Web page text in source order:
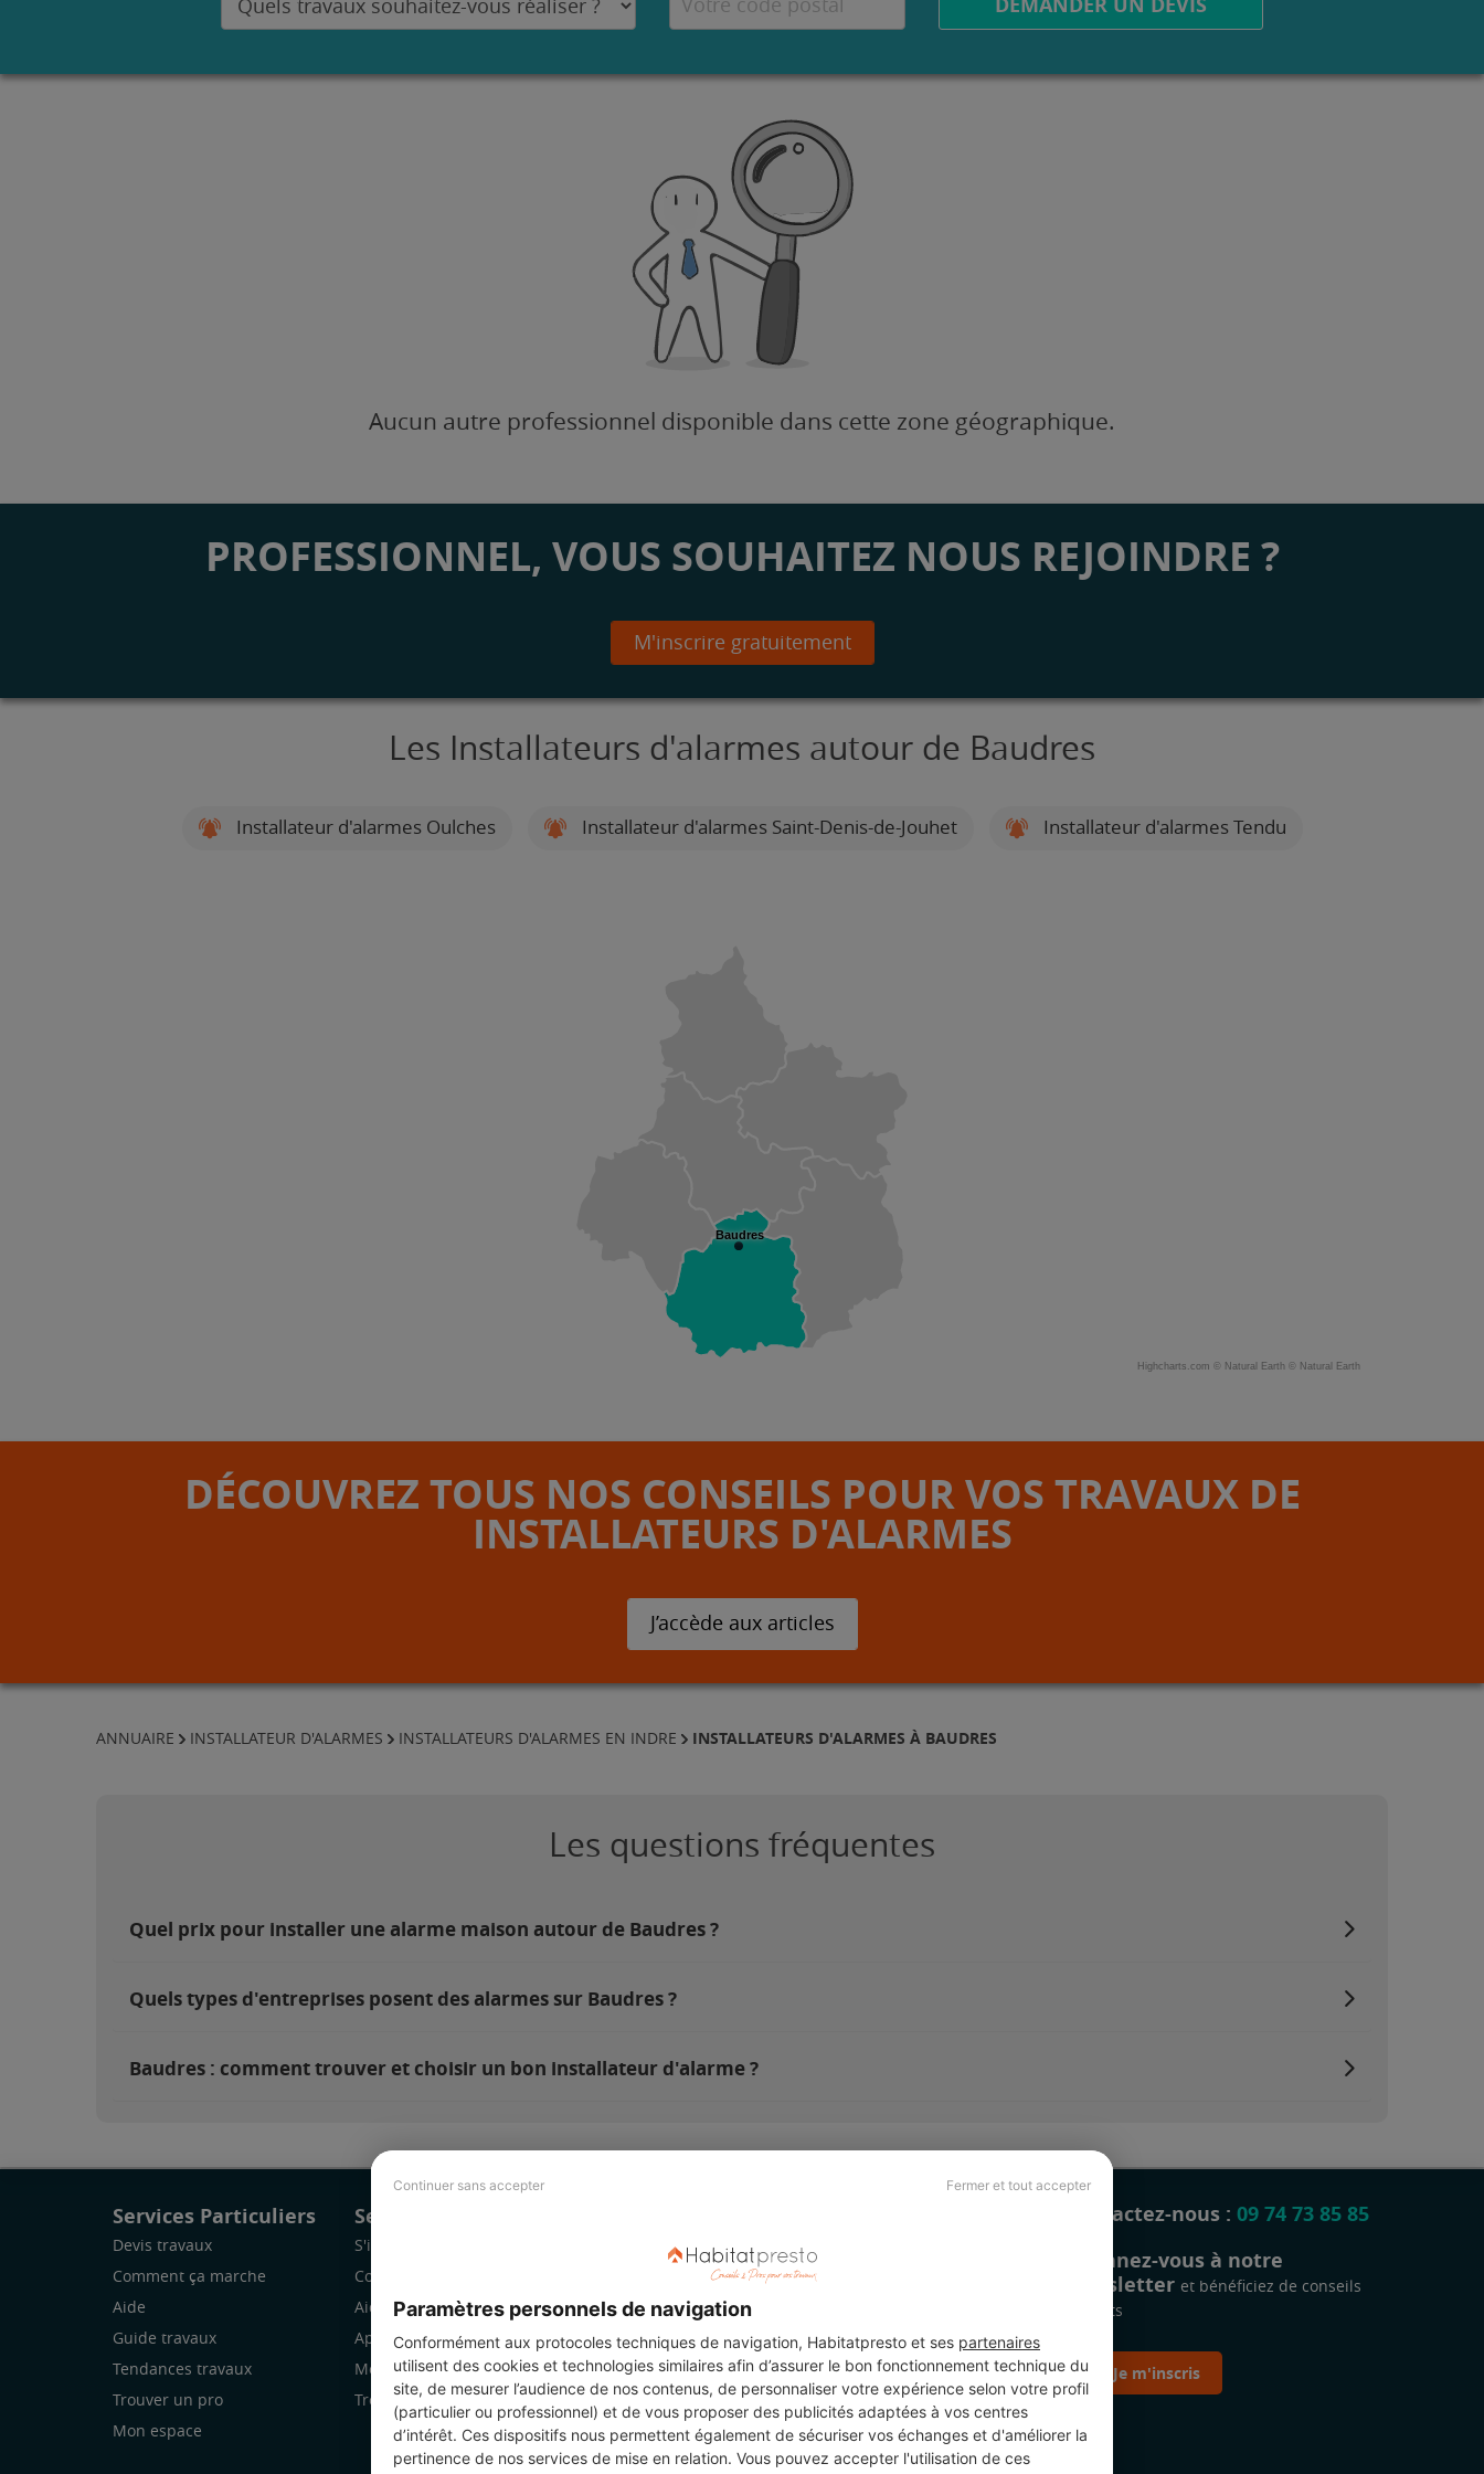
Continuer sans accepter Fermer et tout accepter
Paramètres personnels de navigation
Conformément aux protocoles techniques de navigation, Habitatpresto et ses partenaires
utilisent des cookies et technologies similaires afin d’assurer le bon fonctionnement technique du
site, de mesurer l’audience de nos contenus, de personnaliser votre expérience selon votre profil
(particulier ou professionnel) et de vous proposer des publicités adaptées à vos centres
d’intérêt. Ces dispositifs nous permettent également de sécuriser vos échanges et d'améliorer la
pertinence de nos services de mise en relation. Vous pouvez accepter l'utilisation de ces
Aucun autre professionnel disponible dans cette zone géographique.
PROFESSIONNEL, VOUS SOUHAITEZ NOUS REJOINDRE ?
M'inscrire gratuitement
Les Installateurs d'alarmes autour de Baudres
Installateur d'alarmes Oulches Installateur d'alarmes Saint-Denis-de-Jouhet Installateur d'alarmes Tendu
Baudres
Highcharts.com © Natural Earth © Natural Earth
DÉCOUVREZ TOUS NOS CONSEILS POUR VOS TRAVAUX DE
INSTALLATEURS D'ALARMES
J’accède aux articles
ANNUAIRE INSTALLATEUR D'ALARMES INSTALLATEURS D'ALARMES EN INDRE INSTALLATEURS D'ALARMES À BAUDRES
Les questions fréquentes
Quel prix pour installer une alarme maison autour de Baudres ?
Quels types d'entreprises posent des alarmes sur Baudres ?
Baudres : comment trouver et choisir un bon installateur d'alarme ?
Services Particuliers
Devis travaux
Comment ça marche
Aide
Guide travaux
Tendances travaux
Trouver un pro
Mon espace
Services Pro
S'inscrire
Comment ça marche
Aide
Application Mobile
Mon espace
Trouver des chantiers
Revue de presse
Légal
Charte cookies
Contactez-nous : 09 74 73 85 85
Abonnez-vous à notre
newsletter et bénéficiez de conseils
gratuits
Je m'inscris